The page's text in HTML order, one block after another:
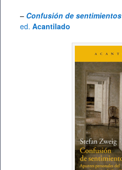
– Confusión de sentimientos
ed. Acantilado